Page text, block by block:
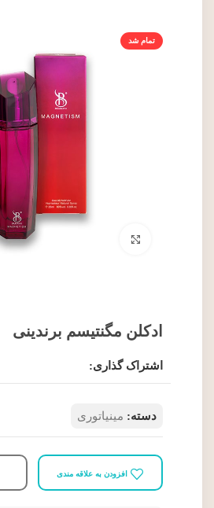
تمام شد
برای بزرگنمایی کلیک کنید
ادکلن مگنتیسم برندینی
اشتراک گذاری:
دسته: مینیاتوری
افزودن به علاقه مندی